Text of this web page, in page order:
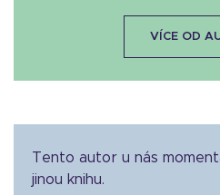
Tento autor u nás
jinou knihu.
VÍCE OD